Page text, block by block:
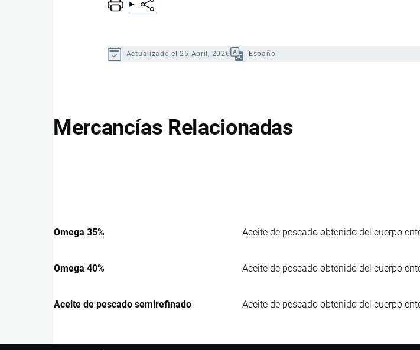
Actualizado el 25 Abril, 2026 Español
Mercancías Relacionadas
Omega 35% Aceite de pescado obtenido del cuerpo
Omega 40% Aceite de pescado obtenido del cuerpo
Aceite de pescado semirefinado Aceite de pescado obtenido del cuerpo